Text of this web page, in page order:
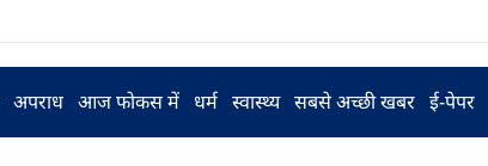
अपराध आज फोकस में धर्म स्वास्थ्य सबसे अच्छी खबर ई-पेपर